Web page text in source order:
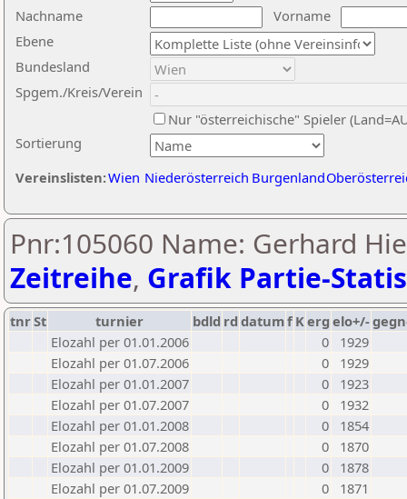
Nachname
Vorname
Ebene
Sortierung
Bundesland
Spgem./Kreis/Verein
Nur "österreichische" Spieler
Vereinslisten:Wien Niederösterreich Burgenland
Pnr:105060 Name: Gerhard
Zeitreihe, Grafik Partie-
tnrSt turnier bdld rd datumf Kerg elo+/-
Elozahl per 01.01.2006
0
1929
Elozahl per 01.07.2006
0
1929
Elozahl per 01.01.2007
0
1923
Elozahl per 01.07.2007
0
1932
Elozahl per 01.01.2008
0
1854
Elozahl per 01.07.2008
0
1870
Elozahl per 01.01.2009
0
1878
Elozahl per 01.07.2009
0
1871